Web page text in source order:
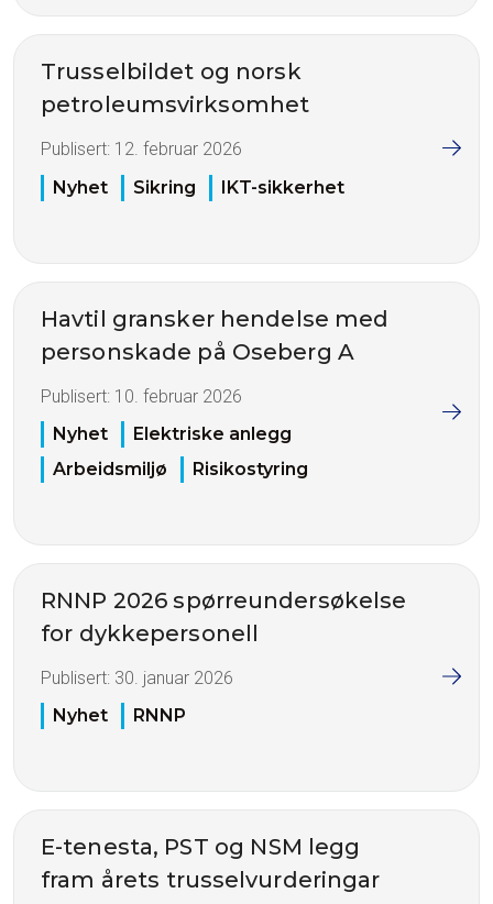
Trusselbildet og norsk
petroleumsvirksomhet
Publisert: 12. februar 2026
Nyhet
Sikring IKT-sikkerhet
Havtil gransker hendelse med
personskade på Oseberg A
Publisert: 10. februar 2026
Nyhet
Elektriske anlegg
Arbeidsmiljø
Risikostyring
RNNP 2026 spørreundersøkelse
for dykkepersonell
Publisert: 30. januar 2026
Nyhet
RNNP
E-tenesta, PST og NSM legg
fram årets trusselvurderingar